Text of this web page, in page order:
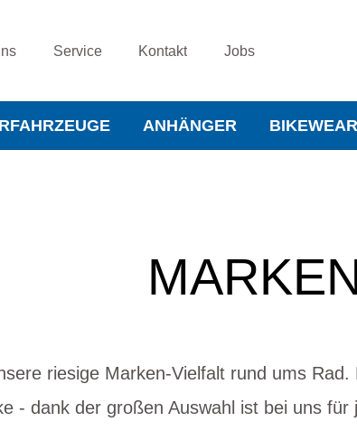
Service Kontakt Jobs
ANHÄNGER BIKEWEAR
riesige Marken-Vielfalt rund ums
- dank der großen Auswahl ist bei uns